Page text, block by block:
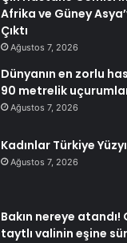
Afrika ve Güney
Çıktı
Ağustos 7, 2026
Dünyanın en zorlu
90 metrelik
Ağustos 7, 2026
Kadınlar Türkiye
Ağustos 7, 2026
Bakın nereye atandı!
taytlı valinin eşine